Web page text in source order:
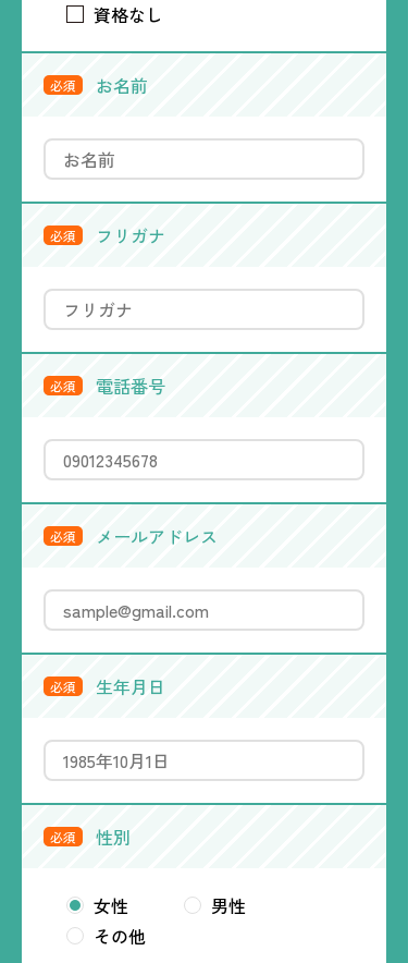
資格なし
必須 お名前
必須 フリガナ
必須 電話番号
必須 メールアドレス
必須 生年月日
必須 性別
女性
男性
その他